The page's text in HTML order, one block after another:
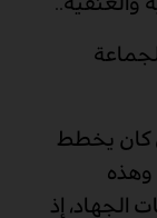
كان يخطط
وهذه
الجهاد، إذ